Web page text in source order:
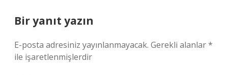
Bir yanıt yazın
E-posta adresiniz yayınlanmayacak. Gerekli alanlar*
ile işaretlenmişlerdir